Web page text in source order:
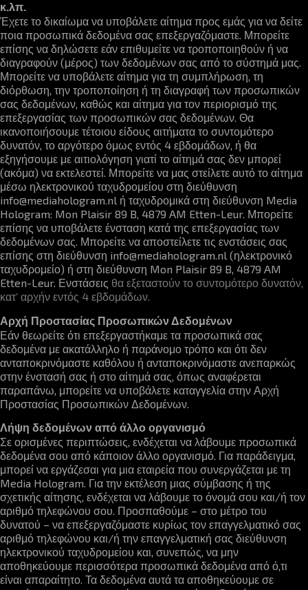
κ.λπ.
Έχετε το δικαίωμα να υποβάλετε αίτημα προς εμάς για να δείτε
ποια προσωπικά δεδομένα σας επεξεργαζόμαστε. Μπορείτε
επίσης να δηλώσετε εάν επιθυμείτε να τροποποιηθούν ή να
διαγραφούν (μέρος) των δεδομένων σας από το σύστημά μας.
Μπορείτε να υποβάλετε αίτημα για τη συμπλήρωση, τη
διόρθωση, την τροποποίηση ή τη διαγραφή των προσωπικών
σας δεδομένων, καθώς και αίτημα για τον περιορισμό της
επεξεργασίας των προσωπικών σας δεδομένων. Θα
ικανοποιήσουμε τέτοιου είδους αιτήματα το συντομότερο
δυνατόν, το αργότερο όμως εντός 4 εβδομάδων, ή θα
εξηγήσουμε με αιτιολόγηση γιατί το αίτημά σας δεν μπορεί
(ακόμα) να εκτελεστεί. Μπορείτε να μας στείλετε αυτό το αίτημα
μέσω ηλεκτρονικού ταχυδρομείου στη διεύθυνση
info@mediahologram.nl ή ταχυδρομικά στη διεύθυνση Media
Hologram: Mon Plaisir 89 B, 4879 AM Etten-Leur. Μπορείτε
επίσης να υποβάλετε ένσταση κατά της επεξεργασίας των
δεδομένων σας. Μπορείτε να αποστείλετε τις ενστάσεις σας
επίσης στη διεύθυνση info@mediahologram.nl (ηλεκτρονικό
ταχυδρομείο) ή στη διεύθυνση Mon Plaisir 89 B, 4879 AM
Etten-Leur. Ενστάσεις θα εξεταστούν το συντομότερο δυνατόν,
κατ’ αρχήν εντός 4 εβδομάδων.
Αρχή Προστασίας Προσωπικών Δεδομένων
Εάν θεωρείτε ότι επεξεργαστήκαμε τα προσωπικά σας
δεδομένα με ακατάλληλο ή παράνομο τρόπο και ότι δεν
ανταποκρινόμαστε καθόλου ή ανταποκρινόμαστε ανεπαρκώς
στην ένστασή σας ή στο αίτημά σας, όπως αναφέρεται
παραπάνω, μπορείτε να υποβάλετε καταγγελία στην Αρχή
Προστασίας Προσωπικών Δεδομένων.
Λήψη δεδομένων από άλλο οργανισμό
Σε ορισμένες περιπτώσεις, ενδέχεται να λάβουμε προσωπικά
δεδομένα σου από κάποιον άλλο οργανισμό. Για παράδειγμα,
μπορεί να εργάζεσαι για μια εταιρεία που συνεργάζεται με τη
Media Hologram. Για την εκτέλεση μιας σύμβασης ή της
σχετικής αίτησης, ενδέχεται να λάβουμε το όνομά σου και/ή τον
αριθμό τηλεφώνου σου. Προσπαθούμε – στο μέτρο του
δυνατού – να επεξεργαζόμαστε κυρίως τον επαγγελματικό σας
αριθμό τηλεφώνου και/ή την επαγγελματική σας διεύθυνση
ηλεκτρονικού ταχυδρομείου και, συνεπώς, να μην
αποθηκεύουμε περισσότερα προσωπικά δεδομένα από ό,τι
είναι απαραίτητο. Τα δεδομένα αυτά τα αποθηκεύουμε σε